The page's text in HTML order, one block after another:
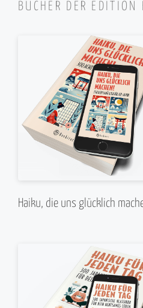
BÜCHER DER EDITION
Haiku, die uns glücklich